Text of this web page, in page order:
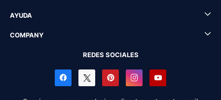
AYUDA
COMPANY
REDES SOCIALES